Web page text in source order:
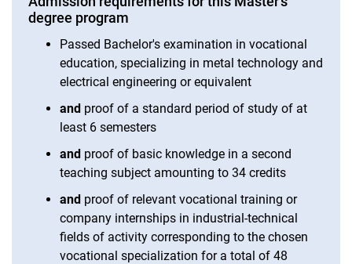
degree program
Passed Bachelor's examination in vocational
education, specializing in metal technology and
electrical engineering or equivalent
and proof of a standard period of study of at
least 6 semesters
and proof of basic knowledge in a second
teaching subject amounting to 34 credits
and proof of relevant vocational training or
company internships in industrial-technical
fields of activity corresponding to the chosen
vocational specialization for a total of 48